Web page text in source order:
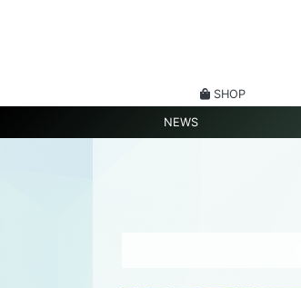
SHOP
NEWS